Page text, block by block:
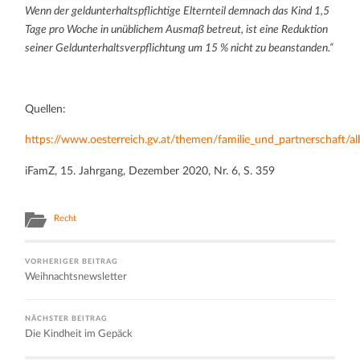
Wenn der geldunterhaltspflichtige Elternteil demnach das Kind 1,5
Tage pro Woche in unüblichem Ausmaß betreut, ist eine Reduktion
seiner Geldunterhaltsverpflichtung um 15 % nicht zu beanstanden.“
Quellen:
https://www.oesterreich.gv.at/themen/familie_und_partnerschaft/
iFamZ, 15. Jahrgang, Dezember 2020, Nr. 6, S. 359
Recht
VORHERIGER BEITRAG
Weihnachtsnewsletter
NÄCHSTER BEITRAG
Die Kindheit im Gepäck